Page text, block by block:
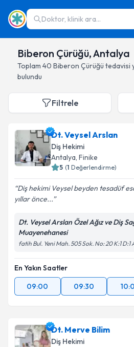
Doktor, klinik ara...
Biberon Çürüğü, Antalya
Toplam 40 Biberon Çürüğü tedavisi
bulundu
Filtrele
Dt. Veysel Arslan
Diş Hekimi
Antalya, Finike
5 (1 Değerlendirme)
Diş hekimi Veysel beyden tesadüf
yıllar önce...
Dt. Veysel Arslan Özel Ağız ve Diş
Muayenehanesi
fatih Bul. Yeni Mah. 505 Sok. No: 20 K:1
En Yakın Saatler
09:00
09:30
Dt. Merve Bilim
Diş Hekimi